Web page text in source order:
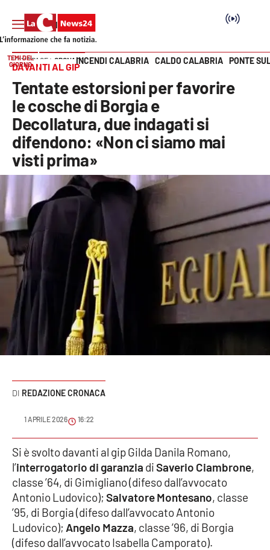
Cronaca
Politica
Attualità
Economia e lavoro
Italia Mondo
Sanità
Sport
Cultura
VIDEO
Ambiente
Cronaca
Vai
TEMI DEL
GIORNO
INCENDI CALABRIA CALDO CALABRIA PONTE
HOME PAGE CRONACA
DAVANTI AL GIP
Tentate estorsioni per favorire
le cosche di Borgia e
Decollatura, due indagati si
difendono: «Non ci siamo mai
visti prima»
REDAZIONE CRONACA
1 APRILE 2026 16:22
Si è svolto davanti al gip Gilda Danila Romano,
l’interrogatorio di garanzia diSaverio Ciambrone,
classe ’64, di Gimigliano (difeso dall’avvocato
Antonio Ludovico); Salvatore Montesano, classe
’95, di Borgia (difeso dall’avvocato Antonio
Ludovico); Angelo Mazza, classe ’96, di Borgia
(difeso dall’avvocato Isabella Camporato).